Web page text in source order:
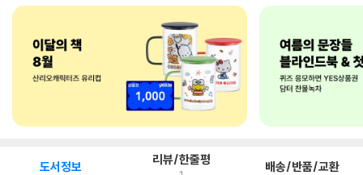
도서정보 리뷰/한줄평 배송/반품/교환